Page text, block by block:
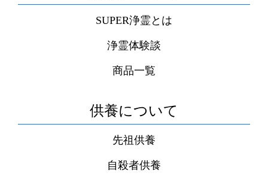
SUPER浄霊とは
浄霊体験談
商品一覧
供養について
先祖供養
自殺者供養